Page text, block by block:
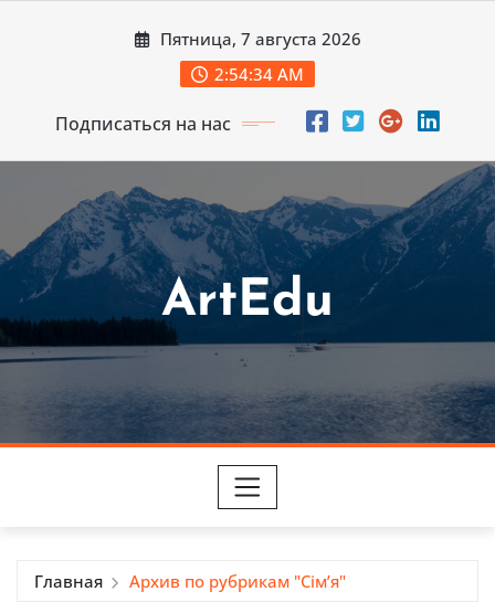
Пятница, 7 августа 2026
2:54:35 AM
Подписаться на нас
ArtEdu
Главная Архив по рубрикам "Сім’я"